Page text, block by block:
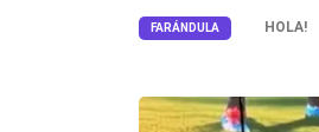
FARÁNDULA HOLA!